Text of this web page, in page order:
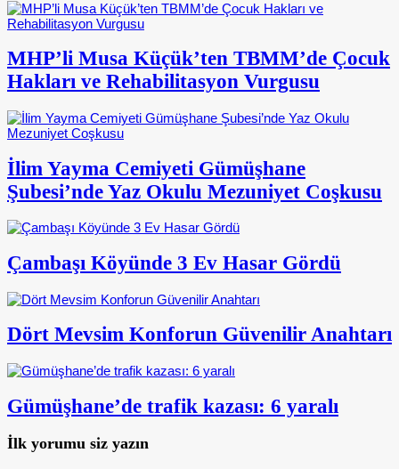
MHP’li Musa Küçük’ten TBMM’de Çocuk
Hakları ve Rehabilitasyon Vurgusu
İlim Yayma Cemiyeti Gümüşhane
Şubesi’nde Yaz Okulu Mezuniyet Coşkusu
Çambaşı Köyünde 3 Ev Hasar Gördü
Dört Mevsim Konforun Güvenilir Anahtarı
Gümüşhane’de trafik kazası: 6 yaralı
İlk yorumu siz yazın